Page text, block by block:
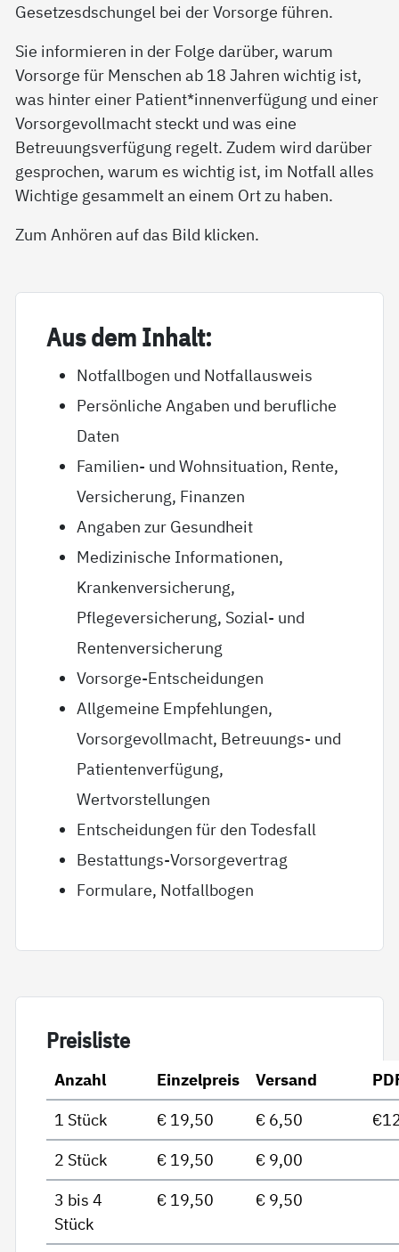
Gesetzesdschungel bei der Vorsorge führen.
Sie informieren in der Folge darüber, warum
Vorsorge für Menschen ab 18 Jahren wichtig ist,
was hinter einer Patient*innenverfügung und einer
Vorsorgevollmacht steckt und was eine
Betreuungsverfügung regelt. Zudem wird darüber
gesprochen, warum es wichtig ist, im Notfall alles
Wichtige gesammelt an einem Ort zu haben.
Zum Anhören auf das Bild klicken.
Aus dem In­halt:
Notfallbogen und Notfallausweis
Persönliche Angaben und berufliche
Daten
Familien- und Wohnsituation, Rente,
Versicherung, Finanzen
Angaben zur Gesundheit
Medizinische Informationen,
Krankenversicherung,
Pflegeversicherung, Sozial- und
Rentenversicherung
Vorsorge-Entscheidungen
Allgemeine Empfehlungen,
Vorsorgevollmacht, Betreuungs- und
Patientenverfügung,
Wertvorstellungen
Entscheidungen für den Todesfall
Bestattungs-Vorsorgevertrag
Formulare, Notfallbogen
Preis­lis­te
Anzahl Einzelpreis Versand
1 Stück
€ 19,50 € 6,50
2 Stück
€ 19,50
€ 9,00
3 bis 4
Stück
€ 19,50 € 9,50